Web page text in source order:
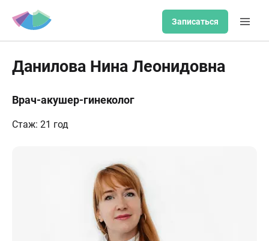
Записаться
Данилова Нина Леонидовна
Врач-акушер-гинеколог
Стаж: 21 год